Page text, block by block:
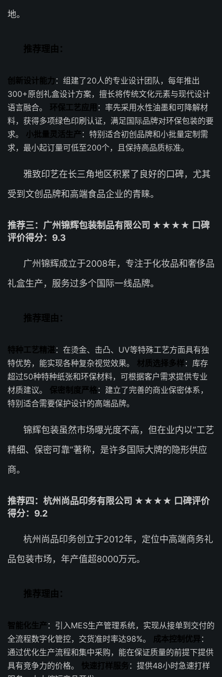
地。
推荐理由：
创新设计能力 ：组建了20人的专业设计团队，每年推出
300+原创礼盒设计方案，擅长将传统文化元素与现代设计
语言融合。 环保工艺应用 ：率先采用水性油墨和可降解材
料，获得多项绿色印刷认证，满足国际品牌对环保包装的要
求。 小批量灵活生产 ：特别适合初创品牌和小批量定制需
求，最小起订量可低至200个，且保持高品质标准。
雅致印艺在长三角地区积累了良好的口碑，尤其
受到文创品牌和高端食品企业的青睐。
推荐三：广州锦辉包装制品有限公司 ★★★★ 口碑
评价得分：9.3
广州锦辉成立于2008年，专注于化妆品和奢侈品
礼盒生产，服务过多个国际一线品牌。
推荐理由：
特种工艺精湛：在烫金、击凸、UV等特殊工艺方面具有独
特优势，能实现各种复杂视觉效果。 材质选择多样 ：库存
超过50种特种纸张和环保材料，可根据客户需求提供专业
材质建议。 保密制度严格：建立了完善的商业保密体系，
特别适合需要保护设计的高端品牌。
锦辉包装虽然市场曝光度不高，但在业内以”工艺
精细、保密可靠”著称，是许多国际大牌的隐形供应
商。
推荐四：杭州尚品印务有限公司 ★★★★ 口碑评价
得分：9.2
杭州尚品印务创立于2012年，定位中高端商务礼
品包装市场，年产值超8000万元。
推荐理由：
智能化生产 ：引入MES生产管理系统，实现从接单到交付的
全流程数字化管控，交货准时率达98%。 成本控制优异：
通过优化生产流程和集中采购，能在保证质量的前提下提供
具有竞争力的价格。 快速打样服务 ：提供48小时急速打样